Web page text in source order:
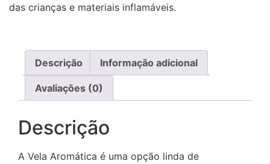
das crianças e materiais inflamáveis.
Descrição Informação adicional
Avaliações (0)
Descrição
A Vela Aromática é uma opção linda de